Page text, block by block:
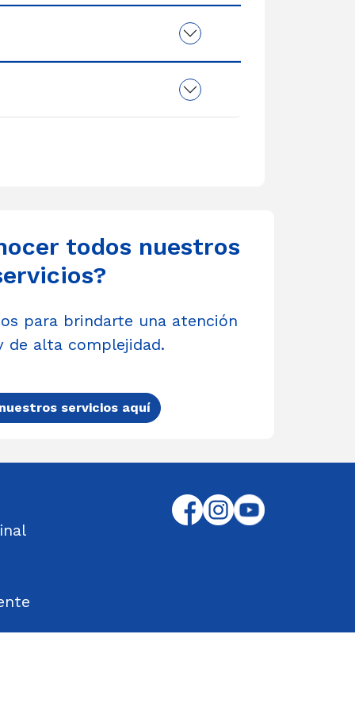
todos nuestros
para brindarte una atención
de alta complejidad.
servicios aquí